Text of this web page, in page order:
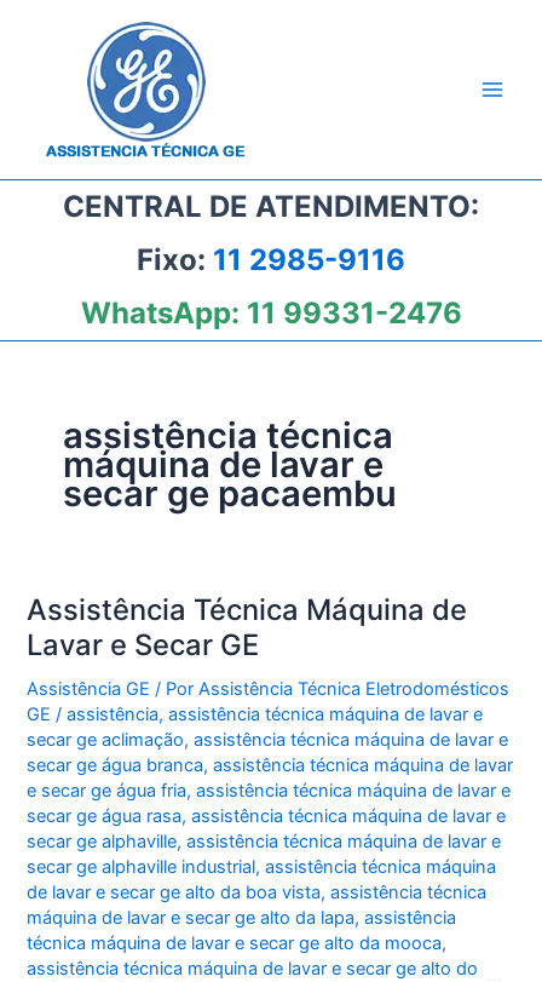
CENTRAL DE ATENDIMENTO:
Fixo: 11 2985-9116
WhatsApp: 11 99331-2476
assistência técnica
máquina de lavar e
secar ge pacaembu
Assistência Técnica Máquina de
Lavar e Secar GE
Assistência GE / PorAssistência Técnica Eletrodomésticos
GE/assistência,assistência técnica máquina de lavar e
secar ge aclimação,assistência técnica máquina de lavar e
secar ge água branca,assistência técnica máquina de lavar
e secar ge água fria,assistência técnica máquina de lavar e
secar ge água rasa,assistência técnica máquina de lavar e
secar ge alphaville,assistência técnica máquina de lavar e
secar ge alphaville industrial,assistência técnica máquina
de lavar e secar ge alto da boa vista,assistência técnica
máquina de lavar e secar ge alto da lapa,assistência
técnica máquina de lavar e secar ge alto da mooca,
assistência técnica máquina de lavar e secar ge alto do